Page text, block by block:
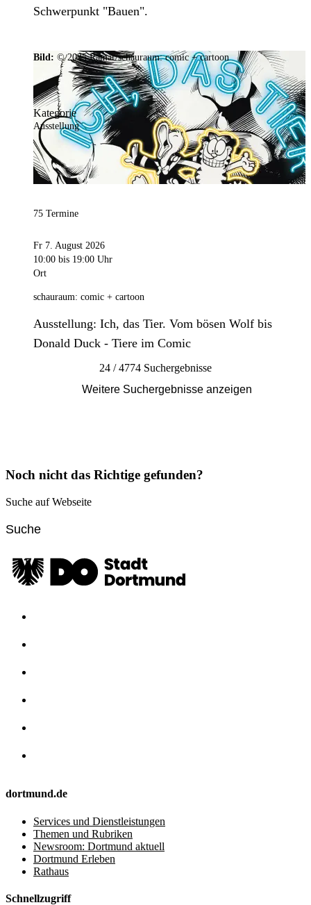
Schwerpunkt "Bauen".
Bild: © 2025 Ramar/schauraum: comic + cartoon
Kategorie
Ausstellung
75 Termine
Fr 7. August 2026
10:00 bis 19:00 Uhr
Ort
schauraum: comic + cartoon
Ausstellung: Ich, das Tier. Vom bösen Wolf bis
Donald Duck - Tiere im Comic
24 / 4774 Suchergebnisse
Weitere Suchergebnisse anzeigen
Noch nicht das Richtige gefunden?
Suche auf Webseite
dortmund.de
Services und Dienstleistungen
Themen und Rubriken
Newsroom: Dortmund aktuell
Dortmund Erleben
Rathaus
Schnellzugriff